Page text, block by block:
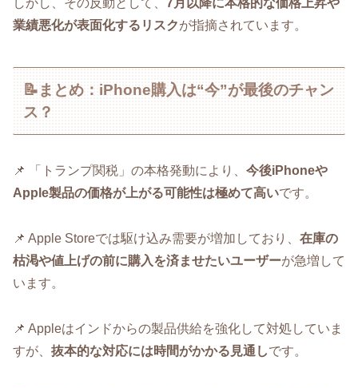
業績悪化が表面化するリスクが指摘されています。
📝まとめ：iPhone購入は“今”が最後のチャン
ス？
📌 「トランプ関税」の本格発動により、 今後iPhoneや
Apple製品の価格が上がる可能性は極めて高いです。
📌 Apple Storeでは駆け込み需要が増加しており、 在庫の
枯渇や値上げの前に購入を済ませたいユーザーが急増して
います。
📌 Appleはインドからの製品供給を強化して対処していま
すが、 抜本的な対応には時間がかかる見通しです。